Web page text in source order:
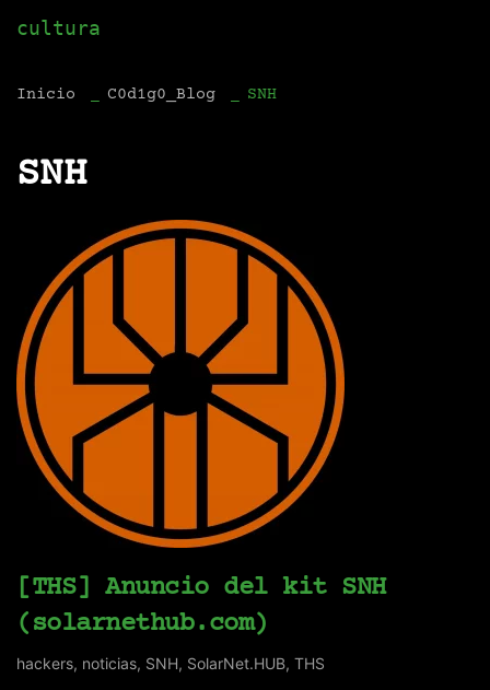
cultura
Inicio C0d1g0_Blog SNH
SNH
[THS] Anuncio del kit SNH
(solarnethub.com)
hackers, noticias, SNH, SolarNet.HUB, THS